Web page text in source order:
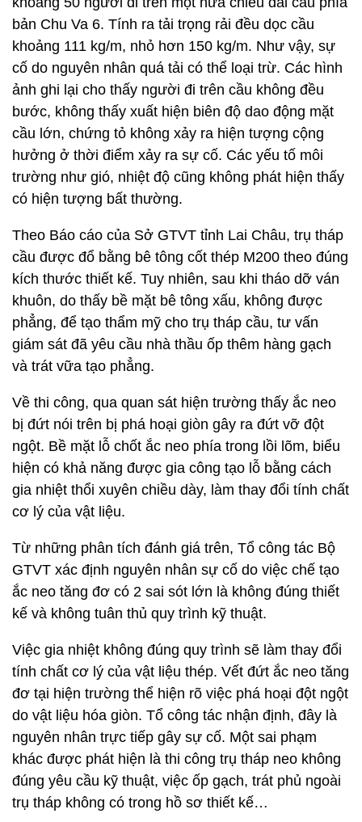
bản Chu Va 6. Tính ra tải trọng rải đều dọc cầu
khoảng 111 kg/m, nhỏ hơn 150 kg/m. Như vậy, sự
cố do nguyên nhân quá tải có thể loại trừ. Các hình
ảnh ghi lại cho thấy người đi trên cầu không đều
bước, không thấy xuất hiện biên độ dao động mặt
cầu lớn, chứng tỏ không xảy ra hiện tượng cộng
hưởng ở thời điểm xảy ra sự cố. Các yếu tố môi
trường như gió, nhiệt độ cũng không phát hiện thấy
có hiện tượng bất thường.
Theo Báo cáo của Sở GTVT tỉnh Lai Châu, trụ tháp
cầu được đổ bằng bê tông cốt thép M200 theo đúng
kích thước thiết kế. Tuy nhiên, sau khi tháo dỡ ván
khuôn, do thấy bề mặt bê tông xấu, không được
phẳng, để tạo thẩm mỹ cho trụ tháp cầu, tư vấn
giám sát đã yêu cầu nhà thầu ốp thêm hàng gạch
và trát vữa tạo phẳng.
Về thi công, qua quan sát hiện trường thấy ắc neo
bị đứt nói trên bị phá hoại giòn gây ra đứt vỡ đột
ngột. Bề mặt lỗ chốt ắc neo phía trong lồi lõm, biểu
hiện có khả năng được gia công tạo lỗ bằng cách
gia nhiệt thổi xuyên chiều dày, làm thay đổi tính chất
cơ lý của vật liệu.
Từ những phân tích đánh giá trên, Tổ công tác Bộ
GTVT xác định nguyên nhân sự cố do việc chế tạo
ắc neo tăng đơ có 2 sai sót lớn là không đúng thiết
kế và không tuân thủ quy trình kỹ thuật.
Việc gia nhiệt không đúng quy trình sẽ làm thay đổi
tính chất cơ lý của vật liệu thép. Vết đứt ắc neo tăng
đơ tại hiện trường thể hiện rõ việc phá hoại đột ngột
do vật liệu hóa giòn. Tổ công tác nhận định, đây là
nguyên nhân trực tiếp gây sự cố. Một sai phạm
khác được phát hiện là thi công trụ tháp neo không
đúng yêu cầu kỹ thuật, việc ốp gạch, trát phủ ngoài
trụ tháp không có trong hồ sơ thiết kế…